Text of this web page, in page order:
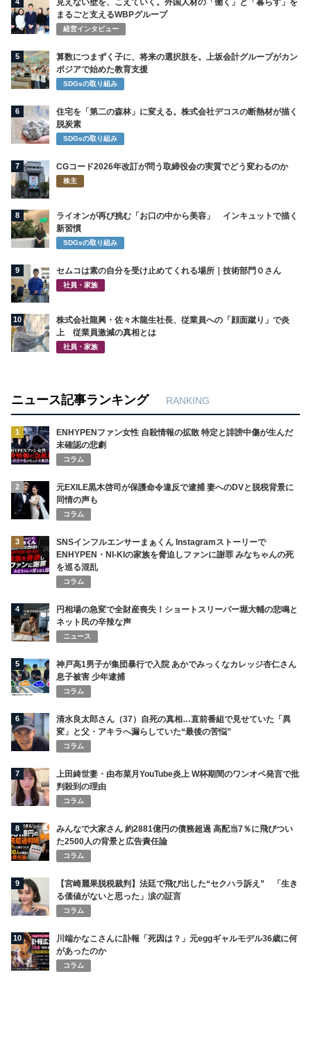
まるごと支えるWBPグループ
経営インタビュー
5
算数につまずく子に、将来の選択肢を。上坂会計グループがカン
ボジアで始めた教育支援
SDGsの取り組み
6
住宅を「第二の森林」に変える。株式会社デコスの断熱材が描く
脱炭素
SDGsの取り組み
7 CGコード2026年改訂が問う取締役会の実質でどう変わるのか
株主
8
ライオンが再び挑む「お口の中から美容」 インキュットで描く
新習慣
SDGsの取り組み
9 セムコは素の自分を受け止めてくれる場所｜技術部門０さん
社員・家族
10
株式会社龍興・佐々木龍生社長、従業員への「顔面蹴り」で炎
上 従業員激減の真相とは
社員・家族
ニュース記事ランキング RANKING
1
ENHYPENファン女性 自殺情報の拡散 特定と誹謗中傷が生んだ
未確認の悲劇
コラム
2
元EXILE黒木啓司が保護命令違反で逮捕 妻へのDVと脱税背景に
同情の声も
コラム
3
SNSインフルエンサーまぁくん Instagramストーリーで
ENHYPEN・NI-KIの家族を脅迫しファンに謝罪 みなちゃんの死
を巡る混乱
コラム
4
円相場の急変で全財産喪失！ショートスリーパー堀大輔の悲鳴と
ネット民の辛辣な声
ニュース
5
神戸高1男子が集団暴行で入院 あかでみっくなカレッジ杏仁さん
息子被害 少年逮捕
コラム
6
清水良太郎さん（37）自死の真相…直前番組で見せていた「異
変」と父・アキラへ漏らしていた“最後の苦悩”
コラム
7
上田綺世妻・由布菜月YouTube炎上 W杯期間のワンオペ発言で批
判殺到の理由
コラム
8
みんなで大家さん 約2881億円の債務超過 高配当7％に飛びつい
た2500人の背景と広告責任論
コラム
9
【宮崎麗果脱税裁判】法廷で飛び出した“セクハラ訴え” 「生き
る価値がないと思った」涙の証言
コラム
10
川端かなこさんに訃報「死因は？」元eggギャルモデル36歳に何
があったのか
コラム